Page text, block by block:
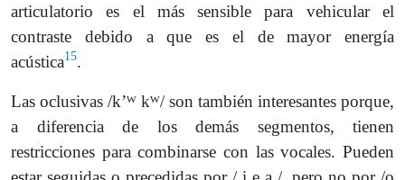
articulatorio es el más sensible para vehicular el
contraste debido a que es el de mayor energía
acústica15.
Las oclusivas /kʼᵂ kᵂ/ son también interesantes porque,
a diferencia de los demás segmentos, tienen
restricciones para combinarse con las vocales. Pueden